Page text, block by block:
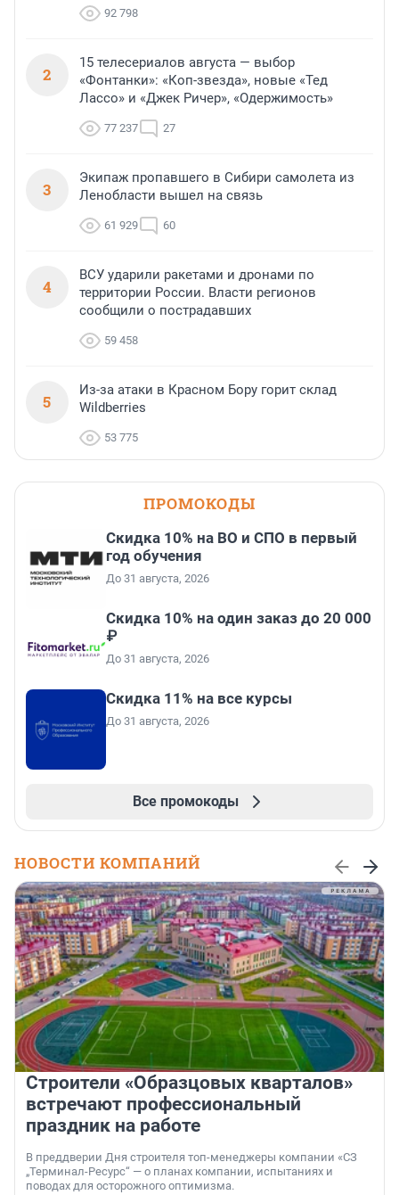
92 798
2
15 телесериалов августа — выбор
«Фонтанки»: «Коп-звезда», новые «Тед
Лассо» и «Джек Ричер», «Одержимость»
77 237 27
3
Экипаж пропавшего в Сибири самолета из
Ленобласти вышел на связь
61 929 60
4
ВСУ ударили ракетами и дронами по
территории России. Власти регионов
сообщили о пострадавших
59 458
5
Из-за атаки в Красном Бору горит склад
Wildberries
53 775
ПРОМОКОДЫ
Скидка 10% на ВО и СПО в первый
год обучения
До 31 августа, 2026
Скидка 10% на один заказ до 20 000
₽
До 31 августа, 2026
Скидка 11% на все курсы
До 31 августа, 2026
Все промокоды
НОВОСТИ КОМПАНИЙ
Строители «Образцовых кварталов»
встречают профессиональный
праздник на работе
В преддверии Дня строителя топ-менеджеры компании «СЗ
„Терминал-Ресурс“ — о планах компании, испытаниях и
поводах для осторожного оптимизма.